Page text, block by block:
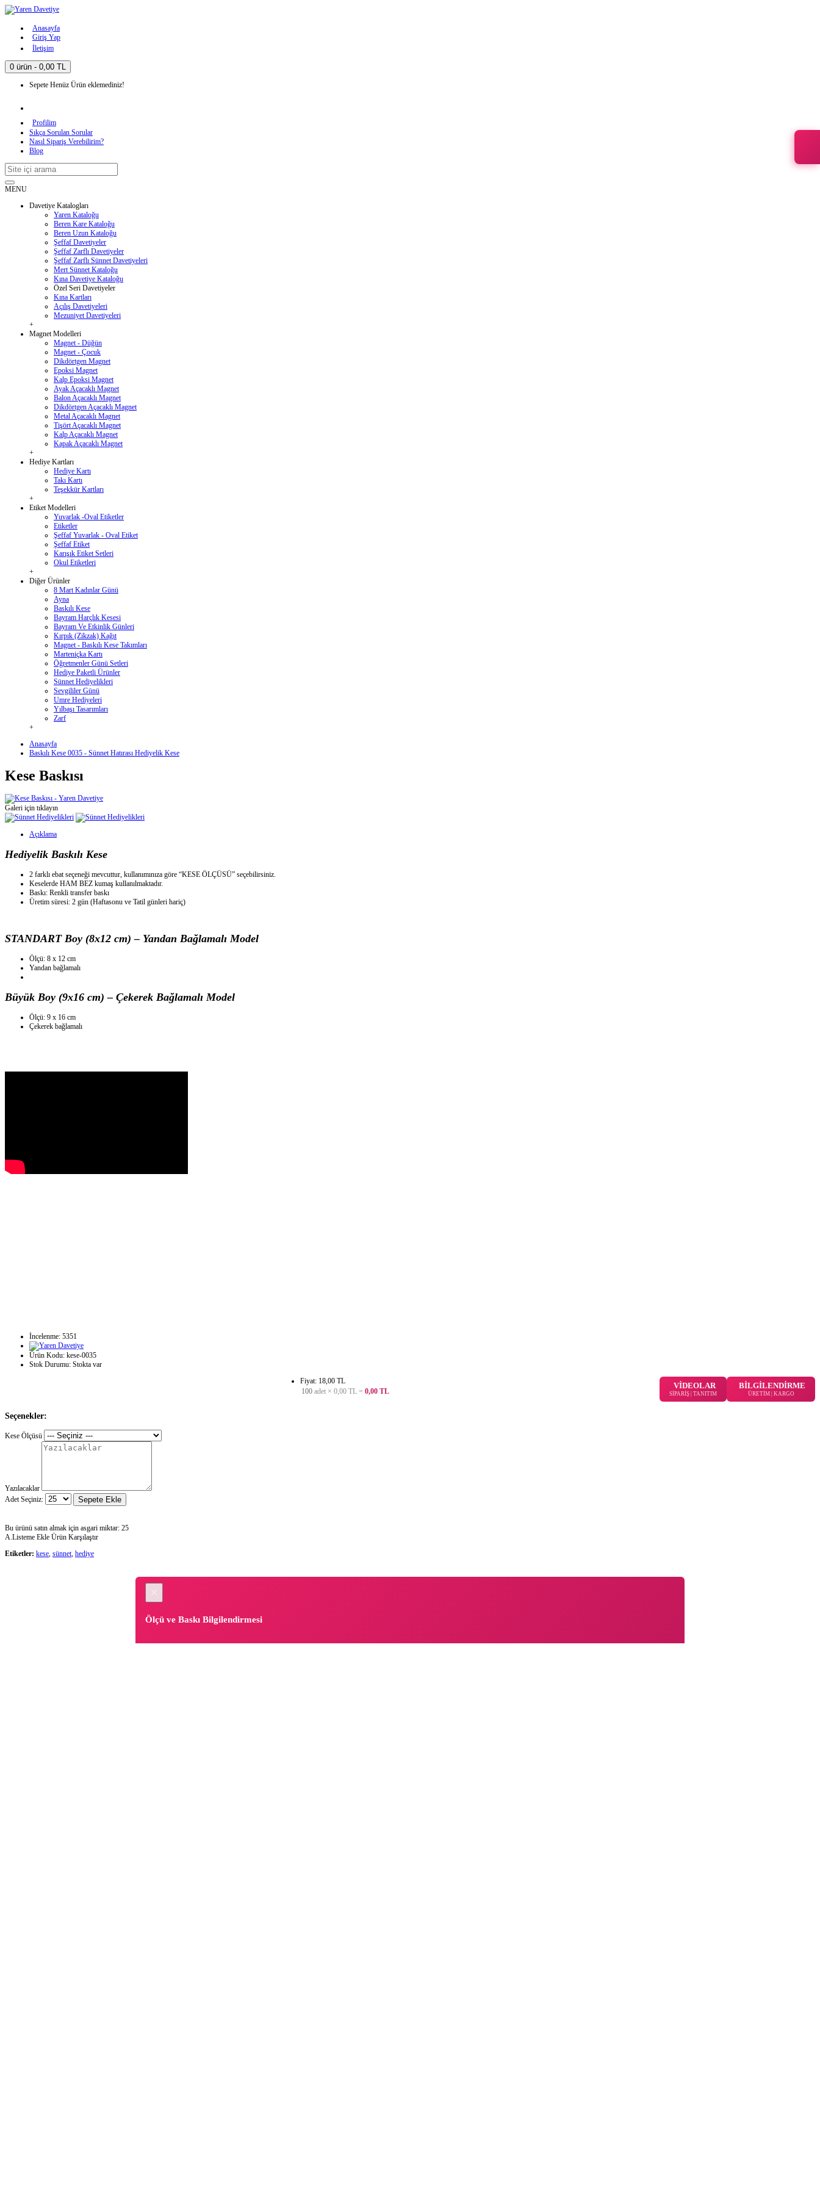
Anasayfa
Giriş Yap
İletişim
0 ürün - 0,00 TL
Sepete Henüz Ürün eklemediniz!
Profilim
Sıkça Sorulan Sorular
Nasıl Sipariş Verebilirim?
Blog
MENU
Davetiye Katalogları
Yaren Kataloğu
Beren Kare Kataloğu
Beren Uzun Kataloğu
Şeffaf Davetiyeler
Şeffaf Zarflı Davetiyeler
Şeffaf Zarflı Sünnet Davetiyeleri
Mert Sünnet Kataloğu
Kına Davetiye Kataloğu
Özel Seri Davetiyeler
Kına Kartları
Açılış Davetiyeleri
Mezuniyet Davetiyeleri
+
Magnet Modelleri
Magnet - Düğün
Magnet - Çocuk
Dikdörtgen Magnet
Epoksi Magnet
Kalp Epoksi Magnet
Ayak Açacaklı Magnet
Balon Açacaklı Magnet
Dikdörtgen Açacaklı Magnet
Metal Açacaklı Magnet
Tişört Açacaklı Magnet
Kalp Açacaklı Magnet
Kapak Açacaklı Magnet
+
Hediye Kartları
Hediye Kartı
Takı Kartı
Teşekkür Kartları
+
Etiket Modelleri
Yuvarlak -Oval Etiketler
Etiketler
Şeffaf Yuvarlak - Oval Etiket
Şeffaf Etiket
Karışık Etiket Setleri
Okul Etiketleri
+
Diğer Ürünler
8 Mart Kadınlar Günü
Ayna
Baskılı Kese
Bayram Harçlık Kesesi
Bayram Ve Etkinlik Günleri
Kırpık (Zikzak) Kağıt
Magnet - Baskılı Kese Takımları
Marteniçka Kartı
Öğretmenler Günü Setleri
Hediye Paketli Ürünler
Sünnet Hediyelikleri
Sevgililer Günü
Umre Hediyeleri
Yılbaşı Tasarımları
Zarf
+
Anasayfa
Baskılı Kese 0035 - Sünnet Hatırası Hediyelik Kese
Kese Baskısı
Galeri için tıklayın
Açıklama
Hediyelik Baskılı Kese
2 farklı ebat seçeneği mevcuttur, kullanımınıza göre “KESE ÖLÇÜSÜ” seçebilirsiniz.
Keselerde HAM BEZ kumaş kullanılmaktadır.
Baskı: Renkli transfer baskı
Üretim süresi: 2 gün (Haftasonu ve Tatil günleri hariç)
STANDART Boy (8x12 cm) – Yandan Bağlamalı Model
Ölçü: 8 x 12 cm
Yandan bağlamalı
Büyük Boy (9x16 cm) – Çekerek Bağlamalı Model
Ölçü: 9 x 16 cm
Çekerek bağlamalı
İncelenme: 5351
Ürün Kodu: kese-0035
Stok Durumu: Stokta var
Fiyat: 18,00 TL
100adet × 0,00 TL= 0,00 TL
VİDEOLAR
SİPARİŞ | TANITIM
BİLGİLENDİRME
ÜRETİM | KARGO
Seçenekler:
Kese Ölçüsü
Yazılacaklar
Adet Seçiniz:
Sepete Ekle
Bu ürünü satın almak için asgari miktar: 25
A.Listeme Ekle Ürün Karşılaştır
Etiketler: kese, sünnet, hediye
Ölçü ve Baskı Bilgilendirmesi